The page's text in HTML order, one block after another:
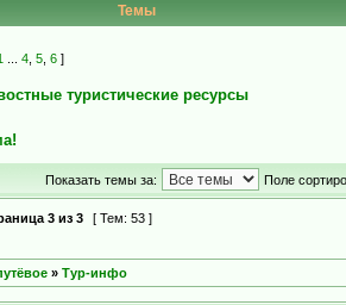
Темы
4 5 6 ]
туристические ресурсы
Показать темы за: Поле
3 из 3 [ Тем: 53 ]
» Тур-инфо